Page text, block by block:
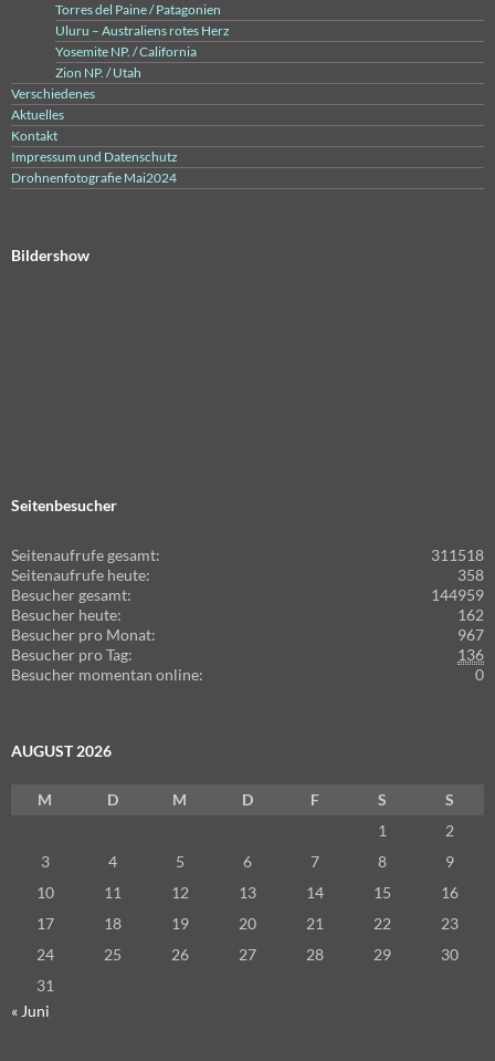
Torres del Paine / Patagonien
Uluru – Australiens rotes Herz
Yosemite NP. / California
Zion NP. / Utah
Verschiedenes
Aktuelles
Kontakt
Impressum und Datenschutz
Drohnenfotografie Mai2024
Bildershow
Seitenbesucher
311518
Seitenaufrufe gesamt:
358
Seitenaufrufe heute:
144959
Besucher gesamt:
162
Besucher heute:
967
Besucher pro Monat:
136
Besucher pro Tag:
0
Besucher momentan online:
AUGUST 2026
M D M D F S
S
1
2
3
4 5 6 7 8
9
10
11 12 13 14 15
16
17
18 19 20 21 22
23
24
25 26 27 28 29
30
31
« Juni